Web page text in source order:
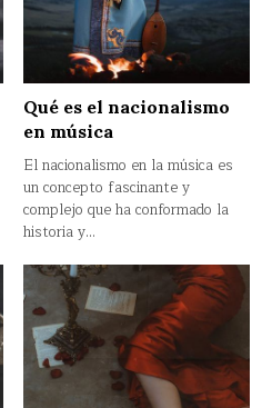
Qué es el nacionalismo
en música
El nacionalismo en la música es
un concepto fascinante y
complejo que ha conformado la
historia y…